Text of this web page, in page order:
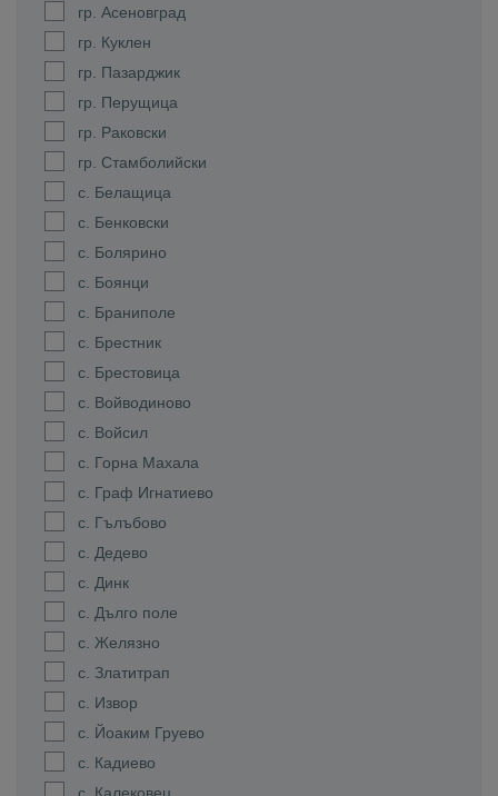
гр. Асеновград
гр. Куклен
гр. Пазарджик
гр. Перущица
гр. Раковски
гр. Стамболийски
с. Белащица
с. Бенковски
с. Болярино
с. Боянци
с. Браниполе
с. Брестник
с. Брестовица
с. Войводиново
с. Войсил
с. Горна Махала
с. Граф Игнатиево
с. Гълъбово
с. Дедево
с. Динк
с. Дълго поле
с. Желязно
с. Златитрап
с. Извор
с. Йоаким Груево
с. Кадиево